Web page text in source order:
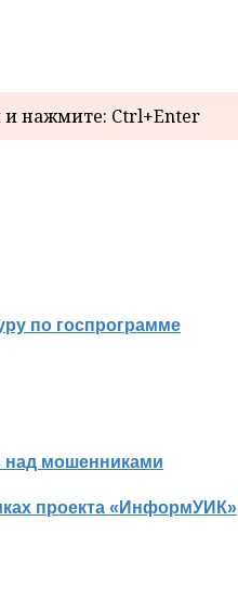
нажмите: Ctrl+Enter
по госпрограмме
над мошенниками
проекта «ИнформУИК»